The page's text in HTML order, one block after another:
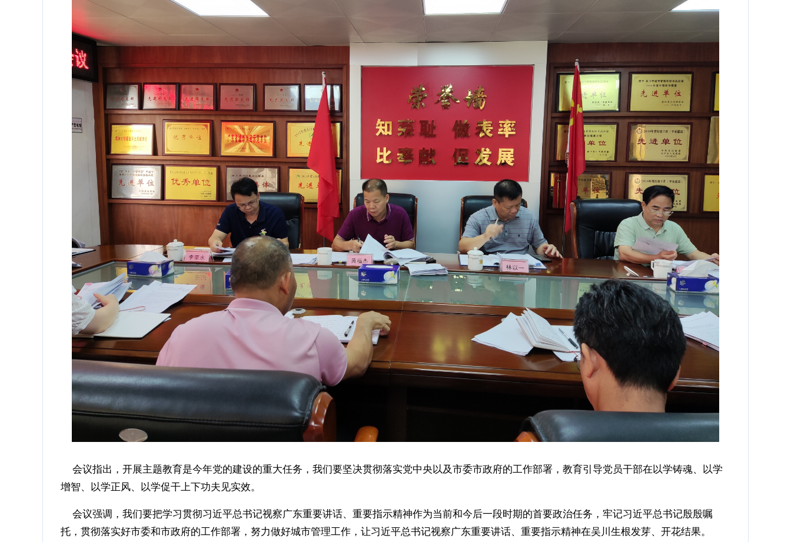
会议指出，开展主题教育是今年党的建设的重大任务，我们要坚决贯彻落实党中央以及市委市政府的工作部署，教育引导党员干部在以学铸魂、以学
增智、以学正风、以学促干上下功夫见实效。
会议强调，我们要把学习贯彻习近平总书记视察广东重要讲话、重要指示精神作为当前和今后一段时期的首要政治任务，牢记习近平总书记殷殷嘱
托，贯彻落实好市委和市政府的工作部署，努力做好城市管理工作，让习近平总书记视察广东重要讲话、重要指示精神在吴川生根发芽、开花结果。